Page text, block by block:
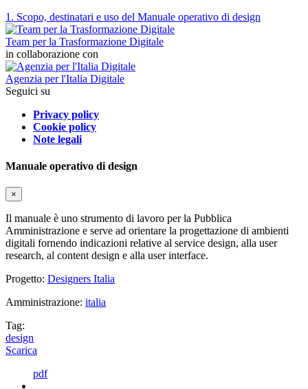
1. Scopo, destinatari e uso del Manuale operativo di design
Team per la Trasformazione Digitale
in collaborazione con
Agenzia per l'Italia Digitale
Seguici su
Privacy policy
Cookie policy
Note legali
Manuale operativo di design
×
Il manuale è uno strumento di lavoro per la Pubblica
Amministrazione e serve ad orientare la progettazione di ambienti
digitali fornendo indicazioni relative al service design, alla user
research, al content design e alla user interface.
Progetto: Designers Italia
Amministrazione: italia
Tag:
design
Scarica
pdf